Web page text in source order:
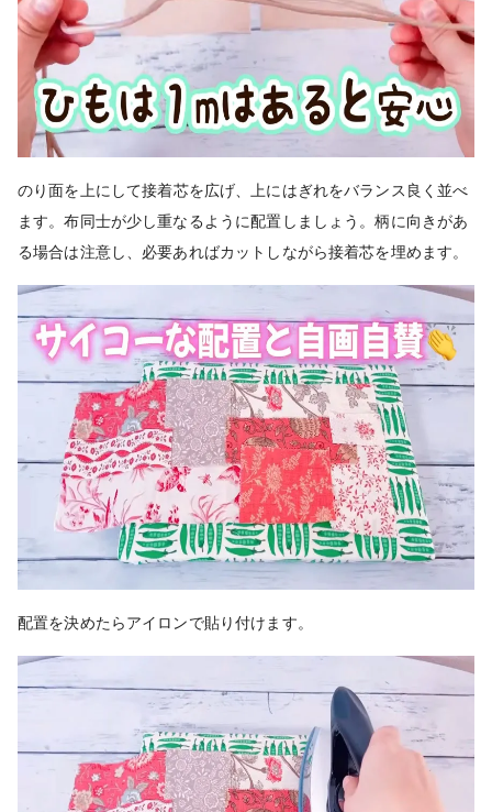
のり面を上にして接着芯を広げ、上にはぎれをバランス良く並べ
ます。布同士が少し重なるように配置しましょう。柄に向きがあ
る場合は注意し、必要あればカットしながら接着芯を埋めます。
配置を決めたらアイロンで貼り付けます。